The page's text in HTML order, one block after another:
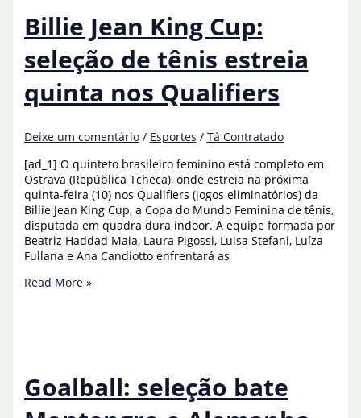
duplas
da
Billie
Jean
King
Cup
Billie Jean King Cup:
seleção de tênis estreia
quinta nos Qualifiers
Deixe um comentário / Esportes / Tá Contratado
[ad_1] O quinteto brasileiro feminino está completo em
Ostrava (República Tcheca), onde estreia na próxima
quinta-feira (10) nos Qualifiers (jogos eliminatórios) da
Billie Jean King Cup, a Copa do Mundo Feminina de tênis,
disputada em quadra dura indoor. A equipe formada por
Beatriz Haddad Maia, Laura Pigossi, Luisa Stefani, Luíza
Fullana e Ana Candiotto enfrentará as
Billie
estreia
quinta
Read More »
Goalball: seleção bate